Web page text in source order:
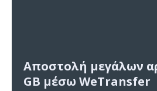
Αποστολή μεγάλων
GB μέσω WeTransfer